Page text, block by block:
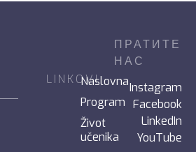
LINKOVINaslovna
Program
Život
učenika
ПРАТИТЕ
НАС
Instagram
Facebook
LinkedIn
YouTube